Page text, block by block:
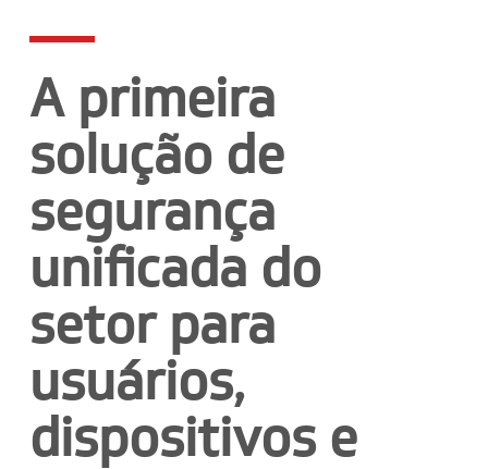
A primeira
solução de
segurança
unificada do
setor para
usuários,
dispositivos e